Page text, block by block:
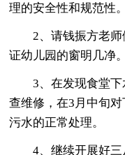
理的安全性和规范性。
2、请钱振方老
证幼儿园的窗明几净。
3、在发现食堂
查维修，在3月中旬
污水的正常处理。
4、继续开展好